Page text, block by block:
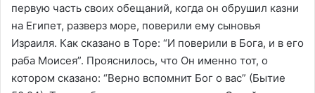
первую часть своих обещаний, когда он обрушил казни
на Египет, разверз море, поверили ему сыновья
Израиля. Как сказано в Торе: “И поверили в Бога, и в его
раба Моисея”. Прояснилось, что Он именно тот, о
котором сказано: “Верно вспомнит Бог о вас” (Бытие